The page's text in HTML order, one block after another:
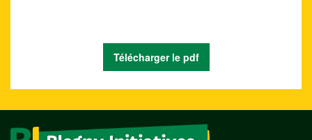
Télécharger le pdf